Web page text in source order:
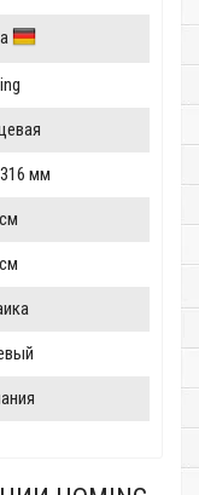
мм